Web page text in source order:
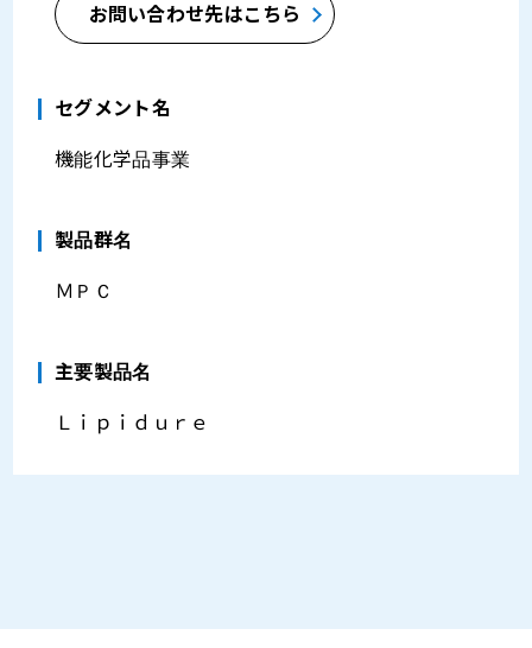
お問い合わせ先はこちら
セグメント名
機能化学品事業
製品群名
ＭＰＣ
主要製品名
Ｌｉｐｉｄｕｒｅ